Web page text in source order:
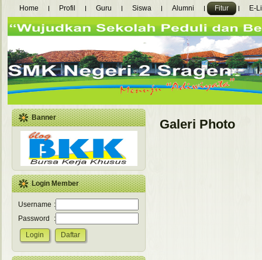
Home Profil Guru Siswa Alumni Fitur E-
Banner
Login Member
Username :
Password
:
Galeri Photo